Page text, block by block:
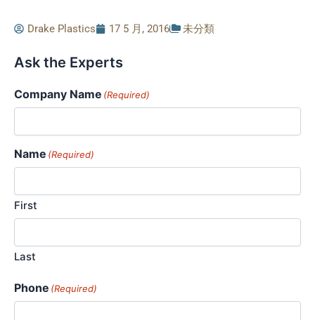
Drake Plastics 17 5 月, 2016 未分類
Ask the Experts
Company Name (Required)
Name (Required)
First
Last
Phone (Required)